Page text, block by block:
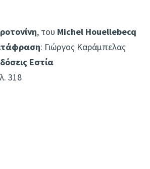
, του Michel Houellebecq
: Γιώργος Καράμπελας
Εστία
318